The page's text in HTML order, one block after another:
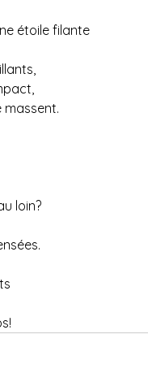
étoile filante
massent.
loin?